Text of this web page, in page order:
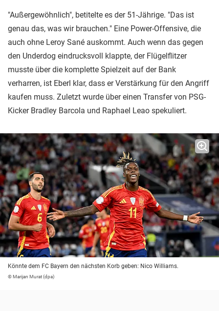
"Außergewöhnlich", betitelte es der 51-Jährige. "Das ist
genau das, was wir brauchen." Eine Power-Offensive, die
auch ohne Leroy Sané auskommt. Auch wenn das gegen
den Underdog eindrucksvoll klappte, der Flügelflitzer
musste über die komplette Spielzeit auf der Bank
verharren, ist Eberl klar, dass er Verstärkung für den Angriff
kaufen muss. Zuletzt wurde über einen Transfer von PSG-
Kicker Bradley Barcola und Raphael Leao spekuliert.
Könnte dem FC Bayern den nächsten Korb geben: Nico Williams.
© Marijan Murat (dpa)